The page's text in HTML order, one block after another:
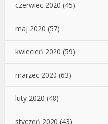
czerwiec 2020 (45)
maj 2020 (57)
kwiecień 2020 (59)
marzec 2020 (63)
luty 2020 (48)
styczeń 2020 (43)